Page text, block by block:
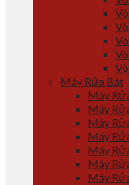
Máy Rửa Bát
Máy
Máy
Máy
Máy
Máy
Máy
Máy